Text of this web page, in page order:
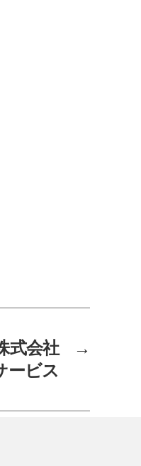
→
式会社
ービス